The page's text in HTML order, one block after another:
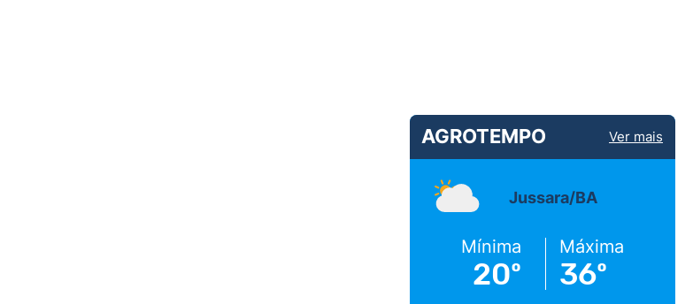
AGROTEMPO Ver mais
Jussara/BA
Mínima
20º
Máxima
36º